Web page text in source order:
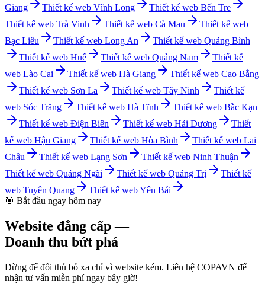
Giang
Thiết kế web Vĩnh Long Thiết kế web Bến Tre
Thiết kế web Trà Vinh Thiết kế web Cà Mau
Thiết kế web
Bạc Liêu
Thiết kế web Long An Thiết kế web Quảng Bình
Thiết kế web Huế Thiết kế web Quảng Nam
Thiết kế
web Lào Cai Thiết kế web Hà Giang Thiết kế web Cao Bằng
Thiết kế web Sơn La Thiết kế web Tây Ninh
Thiết kế
web Sóc Trăng Thiết kế web Hà Tĩnh Thiết kế web Bắc Kạn
Thiết kế web Điện Biên Thiết kế web Hải Dương
Thiết
kế web Hậu Giang Thiết kế web Hòa Bình Thiết kế web Lai
Châu
Thiết kế web Lạng Sơn Thiết kế web Ninh Thuận
Thiết kế web Quảng Ngãi Thiết kế web Quảng Trị
Thiết kế
web Tuyên Quang Thiết kế webYên Bái
🎯 Bắt đầu ngay hôm nay
Website đẳng cấp —
Doanh thu bứt phá
Đừng để đối thủ bỏ xa chỉ vì website kém. Liên hệ COPAVN để
nhận tư vấn miễn phí ngay bây giờ!